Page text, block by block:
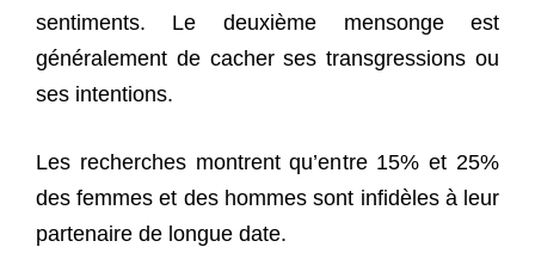
sentiments. Le deuxième mensonge est
généralement de cacher ses transgressions ou
ses intentions.
Les recherches montrent qu’entre 15% et 25%
des femmes et des hommes sont infidèles à leur
partenaire de longue date.